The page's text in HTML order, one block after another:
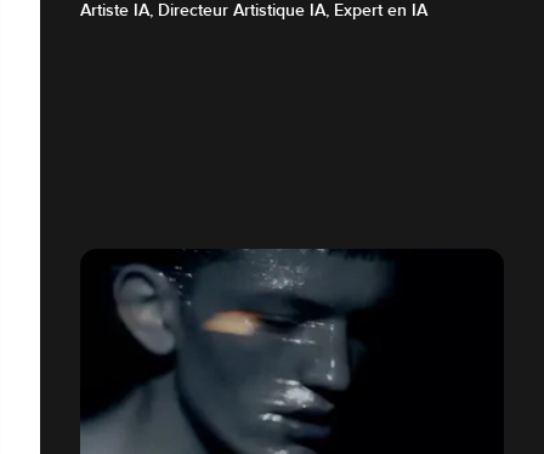
Artiste IA, Directeur Artistique IA, Expert en IA